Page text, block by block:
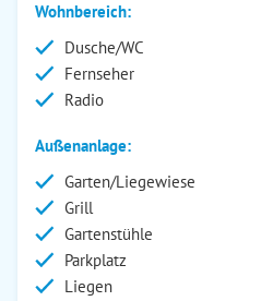
Wohnbereich:
Dusche/WC
Fernseher
Radio
Außenanlage:
Garten/Liegewiese
Grill
Gartenstühle
Parkplatz
Liegen